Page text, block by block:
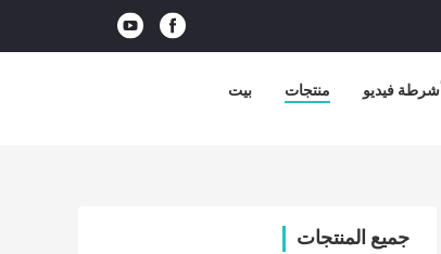
بيت منتجات أشرطة فيديو
جميع المنتجات